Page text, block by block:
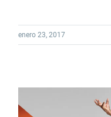
enero 23, 2017